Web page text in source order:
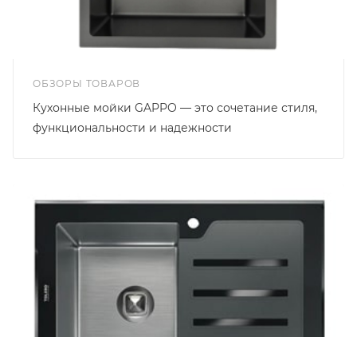
ОБЗОРЫ ТОВАРОВ
Кухонные мойки GAPPO — это сочетание стиля,
функциональности и надежности